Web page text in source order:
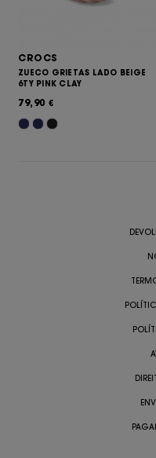
CROCS
ZUECO GRIETAS LADO BEIGE
6TY PINK CLAY
79,90 €